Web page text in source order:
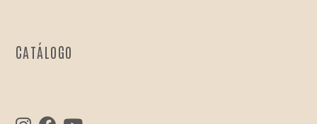
CATÁLOGO